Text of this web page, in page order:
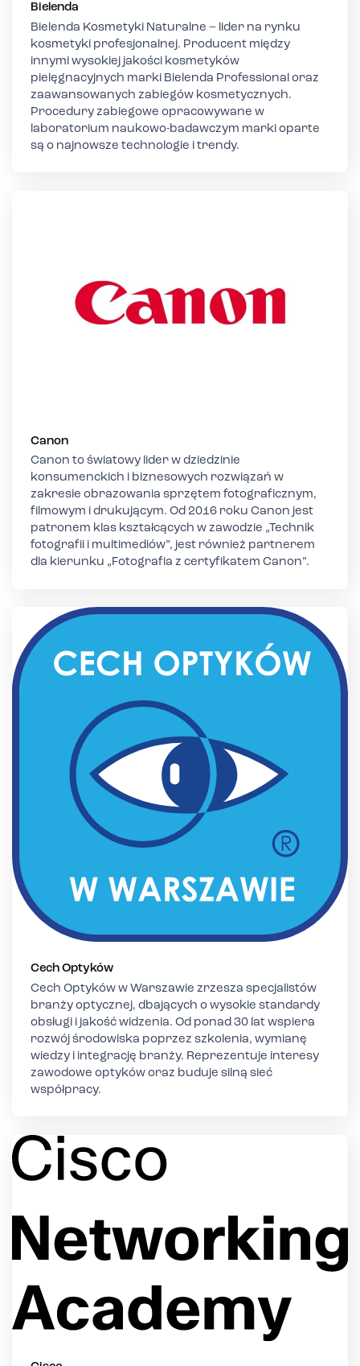
Bielenda
Bielenda Kosmetyki Naturalne – lider na rynku
kosmetyki profesjonalnej. Producent między
innymi wysokiej jakości kosmetyków
pielęgnacyjnych marki Bielenda Professional oraz
zaawansowanych zabiegów kosmetycznych.
Procedury zabiegowe opracowywane w
laboratorium naukowo-badawczym marki oparte
są o najnowsze technologie i trendy.
Canon
Canon to światowy lider w dziedzinie
konsumenckich i biznesowych rozwiązań w
zakresie obrazowania sprzętem fotograficznym,
filmowym i drukującym. Od 2016 roku Canon jest
patronem klas kształcących w zawodzie „Technik
fotografii i multimediów”, jest również partnerem
dla kierunku „Fotografia z certyfikatem Canon”.
Cech Optyków
Cech Optyków w Warszawie zrzesza specjalistów
branży optycznej, dbających o wysokie standardy
obsługi i jakość widzenia. Od ponad 30 lat wspiera
rozwój środowiska poprzez szkolenia, wymianę
wiedzy i integrację branży. Reprezentuje interesy
zawodowe optyków oraz buduje silną sieć
współpracy.